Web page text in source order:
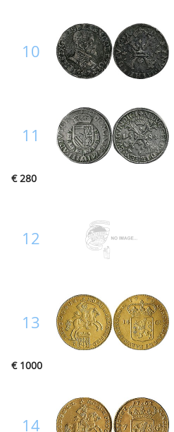
10
11
€ 280
12
13
€ 1000
14